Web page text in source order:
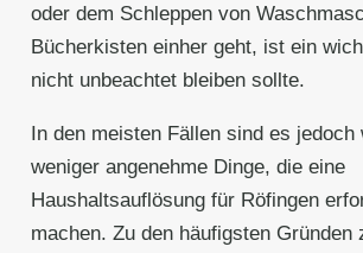
oder dem Schleppen von
Bücherkisten einher geht, ist ein
nicht unbeachtet bleiben sollte.
In den meisten Fällen sind es jedoch
weniger angenehme Dinge, die eine
Haushaltsauflösung für Röfingen
machen. Zu den häufigsten Gründen